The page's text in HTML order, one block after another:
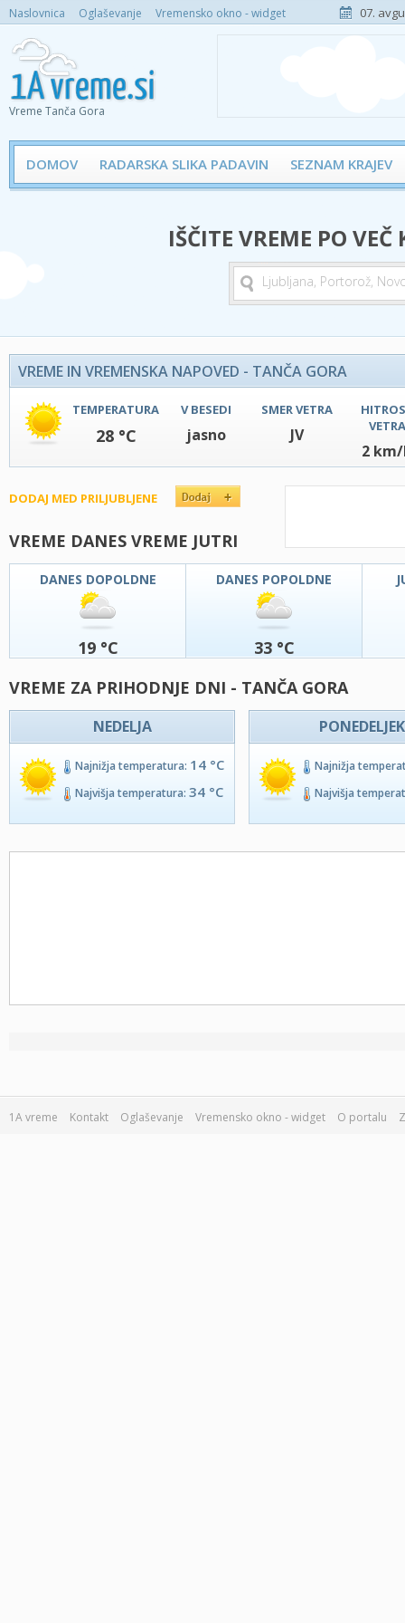
Naslovnica Oglaševanje Vremensko okno - widget 07.
Vreme Tanča Gora
DOMOV RADARSKA SLIKA PADAVIN SEZNAM KRAJEV
IŠČITE VREME PO
VREME IN VREMENSKA NAPOVED - TANČA GORA
TEMPERATURA
28 °C
V BESEDI
jasno
SMER VETRA
JV
VETRA
2
DODAJ MED PRILJUBLJENE
VREME DANES VREME JUTRI
DANES DOPOLDNE
19 °C
DANES POPOLDNE
33 °C
VREME ZA PRIHODNJE DNI - TANČA GORA
NEDELJA
Najnižja temperatura: 14 °C
Najvišja temperatura: 34 °C
PONEDELJEK
Najnižja
Najvišja
1A vreme Kontakt Oglaševanje Vremensko okno - widget O portalu